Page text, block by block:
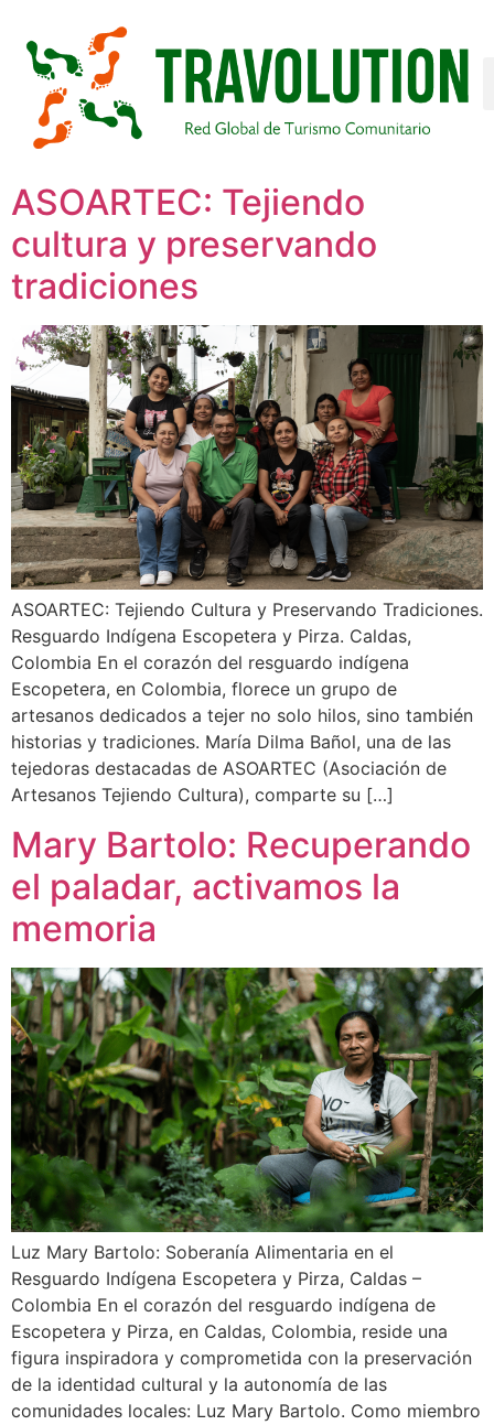
ASOARTEC: Tejiendo
cultura y preservando
tradiciones
ASOARTEC: Tejiendo Cultura y Preservando Tradiciones.
Resguardo Indígena Escopetera y Pirza. Caldas,
Colombia En el corazón del resguardo indígena
Escopetera, en Colombia, florece un grupo de
artesanos dedicados a tejer no solo hilos, sino también
historias y tradiciones. María Dilma Bañol, una de las
tejedoras destacadas de ASOARTEC (Asociación de
Artesanos Tejiendo Cultura), comparte su […]
Mary Bartolo: Recuperando
el paladar, activamos la
memoria
Luz Mary Bartolo: Soberanía Alimentaria en el
Resguardo Indígena Escopetera y Pirza, Caldas –
Colombia En el corazón del resguardo indígena de
Escopetera y Pirza, en Caldas, Colombia, reside una
figura inspiradora y comprometida con la preservación
de la identidad cultural y la autonomía de las
comunidades locales: Luz Mary Bartolo. Como miembro